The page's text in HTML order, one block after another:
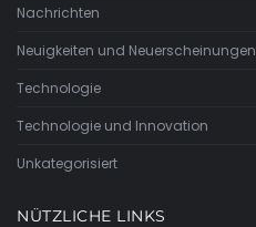
Nachrichten
Neuigkeiten und Neuerscheinungen
Technologie
Technologie und Innovation
Unkategorisiert
NÜTZLICHE LINKS